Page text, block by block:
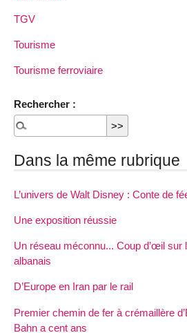
TGV
Tourisme
Tourisme ferroviaire
Rechercher :
Dans la même rubrique
L’univers de Walt Disney : Conte de
Une exposition réussie
Un réseau méconnu... Coup d’œil sur
albanais
D’Europe en Iran par le rail
Premier chemin de fer à crémaillère
Bahn a cent ans